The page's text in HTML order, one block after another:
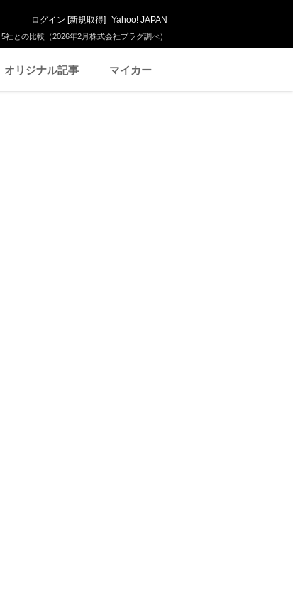
との比較（2026年2月株式会社プラグ調べ）
ログイン [新規取得] Yahoo! JAPAN
オリジナル記事 マイカー